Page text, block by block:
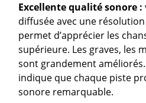
Excellente qualité sonore :
diffusée avec une résolution
permet d’apprécier les
supérieure. Les graves, les
sont grandement
indique que chaque piste
sonore remarquable.